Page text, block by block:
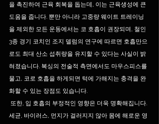
을 촉진하여 근육 회복을 돕는데, 이는 근육생성에 큰
도움을 줍니다. 뿐만 아니라 고중량 웨이트 트레이닝
을 제외한 모든 운동에서는 코 호흡이 권장되며, 철인
3종 경기 코치인 조지 델럼의 연구에 따르면 호흡만으
로도 최대 산소 섭취량을 유지할 수 있다는 사실이 밝
혀졌습니다. 복싱의 전술적 측면에서도 마우스피스를
물고, 코로 호흡을 하게되면 턱에 가해지는 충격을 완
화할 수 있는 장점도 있습니다.
세균, 바이러스, 먼지가 걸러지지 않아 몸에 해로운 영